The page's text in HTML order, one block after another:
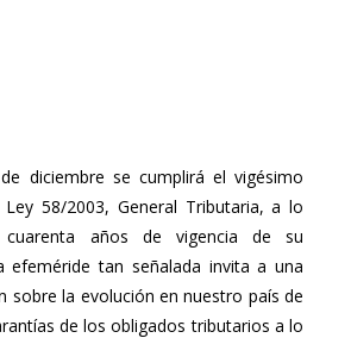
diciembre se cumplirá el vigésimo
58/2003, General Tributaria, a lo
años de vigencia de su
efeméride tan señalada invita a una
sobre la evolución en nuestro país de
de los obligados tributarios a lo